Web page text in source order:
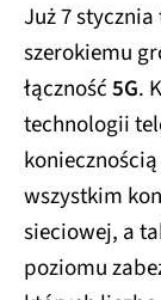
Już 7
szerokiemu
łączność5G.
technologii
wszystkim
sieciowej, a
poziomu